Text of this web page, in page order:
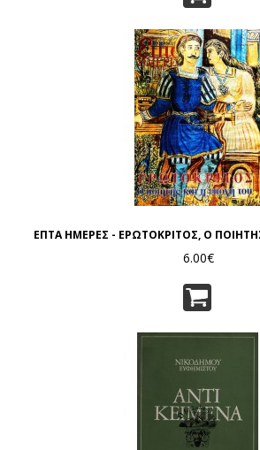
ΕΠΤΑ ΗΜΕΡΕΣ - ΕΡΩΤΟΚΡΙΤΟΣ, Ο
6.00€